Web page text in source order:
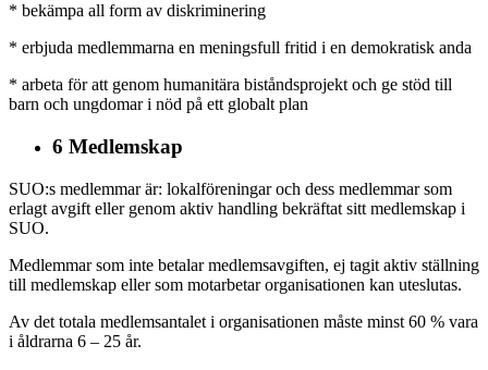
* bekämpa all form av diskriminering
* erbjuda medlemmarna en meningsfull fritid i en demokratisk anda
* arbeta för att genom humanitära biståndsprojekt och ge stöd till
barn och ungdomar i nöd på ett globalt plan
6 Medlemskap
SUO:s medlemmar är: lokalföreningar och dess medlemmar som
erlagt avgift eller genom aktiv handling bekräftat sitt medlemskap i
SUO.
Medlemmar som inte betalar medlemsavgiften, ej tagit aktiv ställning
till medlemskap eller som motarbetar organisationen kan uteslutas.
Av det totala medlemsantalet i organisationen måste minst 60 % vara
i åldrarna 6 – 25 år.